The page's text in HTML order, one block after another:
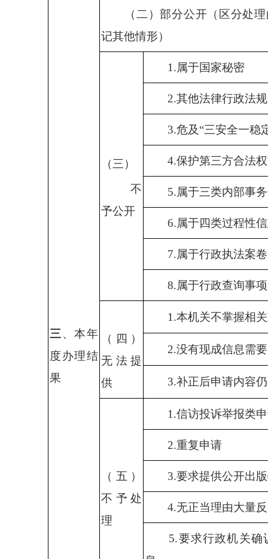
三 、本年
度办理结
果
（二）部分公开（区分处
记其他情形）
（三）
不
予公开
1.属于国家秘密
2.其他法律行政法
3.危及“三安全一稳
4.保护第三方合法
5.属于三类内部事
6.属于四类过程性
7.属于行政执法案卷
8.属于行政查询事项
（四）
无法提
供
1.本机关不掌握相
2.没有现成信息需
3.补正后申请内容
（五）
不予处
理
1.信访投诉举报类
2.重复申请
3.要求提供公开出
4.无正当理由大量
5.要求行政机关确